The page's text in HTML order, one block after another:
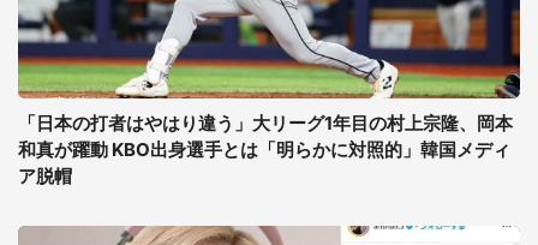
「日本の打者はやはり違う」大リーグ1年目の村上宗隆、岡本
和真が躍動 KBO出身選手とは「明らかに対照的」韓国メディ
ア脱帽